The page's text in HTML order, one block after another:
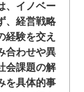
、イノベー
、経営戦略
経験を交え
合わせや異
会課題の解
を具体的事